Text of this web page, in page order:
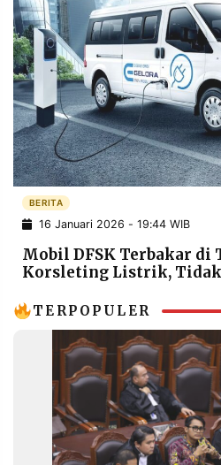
DAERAH NASIONAL
MANCA SPORT
INFORMASI
PRIVACY
POLICY
BERITA
WARGA
INFORMASI
IKLAN
KIRIM
PENGADUAN TERM
OF
SERVICE
IKUTI
BERITA
16 Januari 2026 - 19:44 WIB
Mobil DFSK Terbakar di
Korsleting Listrik, Tidak
TERPOPULER